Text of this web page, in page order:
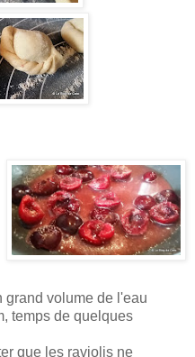
grand volume de l'eau
temps de quelques
que les raviolis ne